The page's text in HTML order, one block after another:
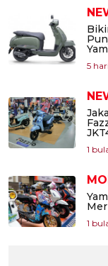
5 hari
1
1